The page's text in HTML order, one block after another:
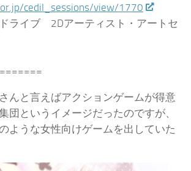
cedil_sessions/view/1770
ライブ 2Dアーティスト・アートセ
んと言えばアクションゲームが得意
団というイメージだったのですが、
ような女性向けゲームを出していた